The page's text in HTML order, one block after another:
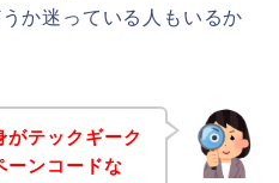
か迷っている人もいるか
テックギーク
ーンコードな